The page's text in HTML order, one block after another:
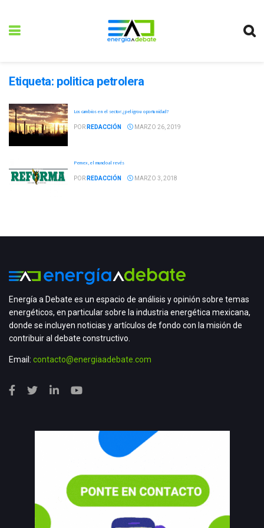
Etiqueta: politica petrolera
Los cambios en el sector: ¿peligro u oportunidad?
POR REDACCIÓN MARZO 26, 2019
Pemex, el mundo al revés
POR REDACCIÓN MARZO 3, 2018
Energía a Debate es un espacio de análisis y opinión sobre temas
energéticos, en particular sobre la industria energética mexicana,
donde se incluyen noticias y artículos de fondo con la misión de
contribuir al debate constructivo.
Email: contacto@energiaadebate.com